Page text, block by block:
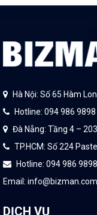
Hà Nội: Số 65 Hàm
Hotline: 094 986
Đà Nẵng: Tầng 4 –
TP.HCM: Số 224
Hotline: 094 986
Email:
DỊCH VỤ